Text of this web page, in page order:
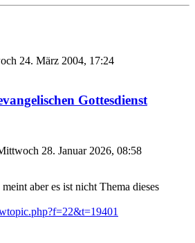
24. März 2004, 17:24
Gottesdienst
28. Januar 2026, 08:58
aber es ist nicht Thema dieses